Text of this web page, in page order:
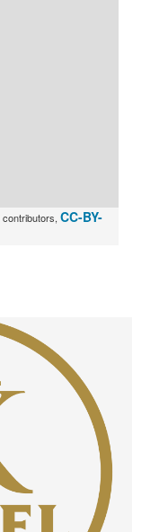
contributors, CC-BY-